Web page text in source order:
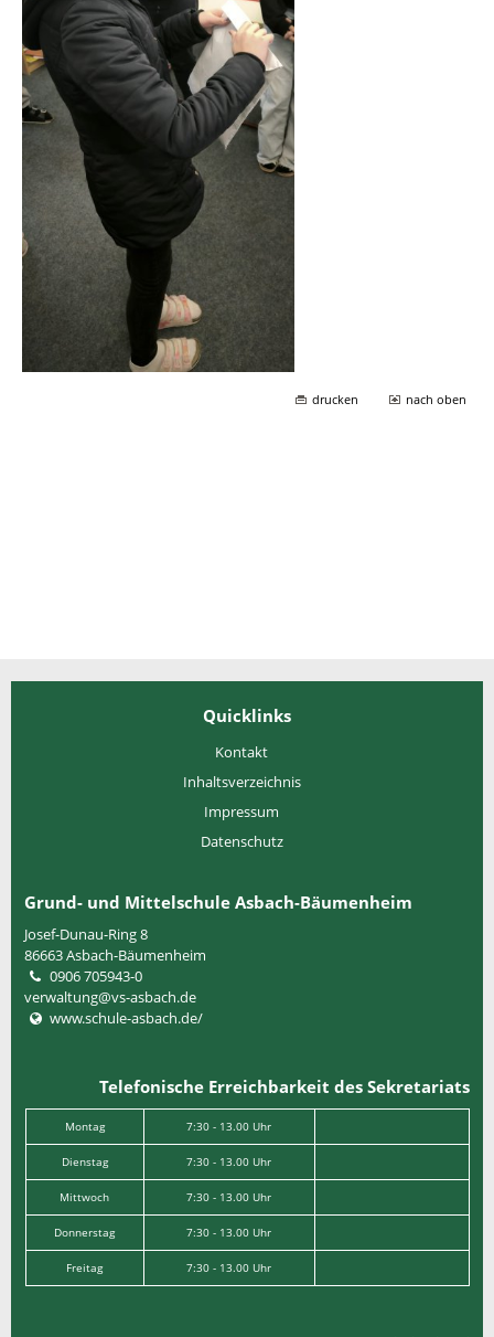
drucken nach oben
Quicklinks
Kontakt
Inhaltsverzeichnis
Impressum
Datenschutz
Grund- und Mittelschule Asbach-Bäumenheim
Josef-Dunau-Ring 8
86663Asbach-Bäumenheim
0906 705943-0
verwaltung@vs-asbach.de
www.schule-asbach.de/
Telefonische Erreichbarkeit des Sekretariats
Montag 7:30 - 13.00 Uhr
Dienstag 7:30 - 13.00 Uhr
Mittwoch 7:30 - 13.00 Uhr
Donnerstag 7:30 - 13.00 Uhr
Freitag 7:30 - 13.00 Uhr